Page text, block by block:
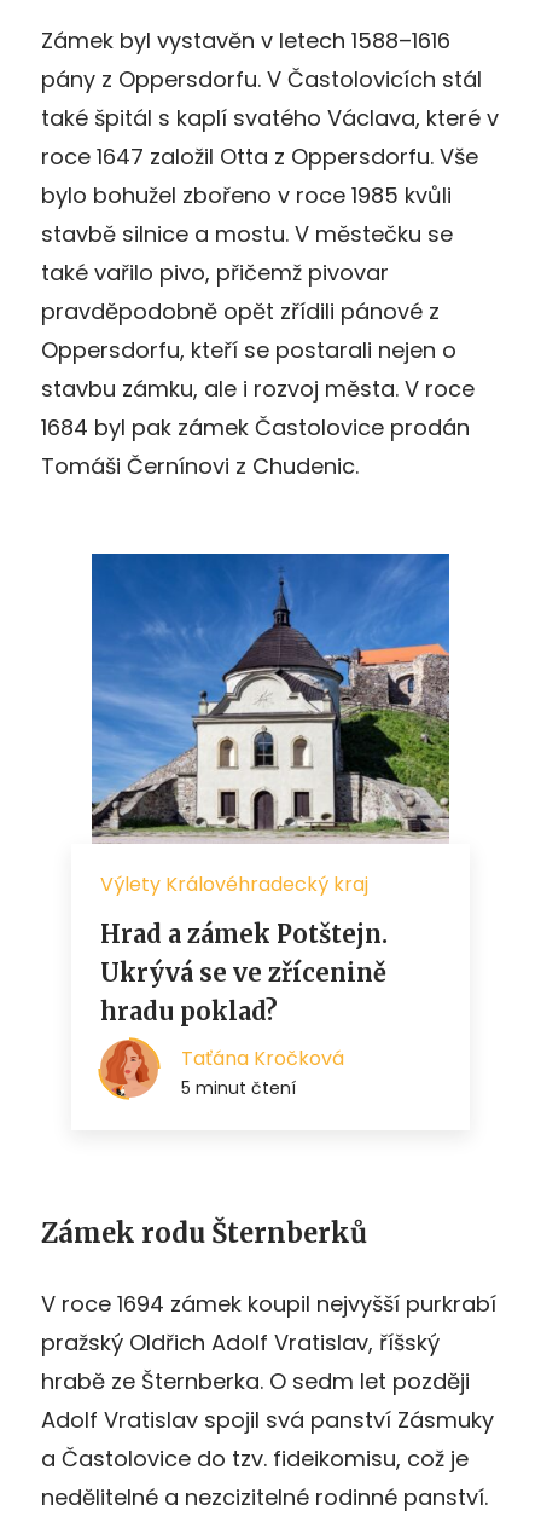
Zámek byl vystavěn v letech 1588–1616
pány z Oppersdorfu. V Častolovicích stál
také špitál s kaplí svatého Václava, které v
roce 1647 založil Otta z Oppersdorfu. Vše
bylo bohužel zbořeno v roce 1985 kvůli
stavbě silnice a mostu. V městečku se
také vařilo pivo, přičemž pivovar
pravděpodobně opět zřídili pánové z
Oppersdorfu, kteří se postarali nejen o
stavbu zámku, ale i rozvoj města. V roce
1684 byl pak zámek Častolovice prodán
Tomáši Černínovi z Chudenic.
Zámek rodu Šternberků
V roce 1694 zámek koupil nejvyšší purkrabí
pražský Oldřich Adolf Vratislav, říšský
hrabě ze Šternberka. O sedm let později
Adolf Vratislav spojil svá panství Zásmuky
a Častolovice do tzv. fideikomisu, což je
nedělitelné a nezcizitelné rodinné panství.